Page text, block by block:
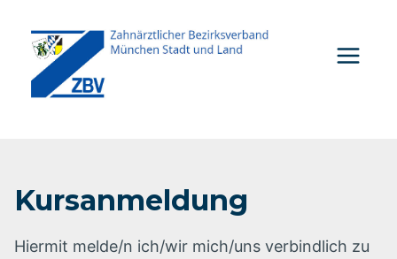
Inhalt
springen
Kursanmeldung
Hiermit melde/n ich/wir mich/uns verbindlich zu